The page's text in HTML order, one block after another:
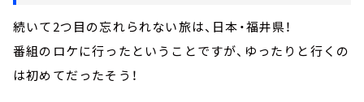
続いて2つ目の忘れられない旅は、日本・福井県！
番組のロケに行ったということですが、ゆったりと行くの
は初めてだったそう！